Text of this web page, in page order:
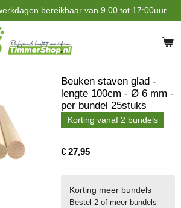
bereikbaar van 9.00 tot 17:00uur
Beuken staven glad -
lengte 100cm - Ø 6 mm -
per bundel 25stuks
Korting vanaf 2 bundels
€ 27,95
Korting meer bundels
Bestel 2 of meer bundels